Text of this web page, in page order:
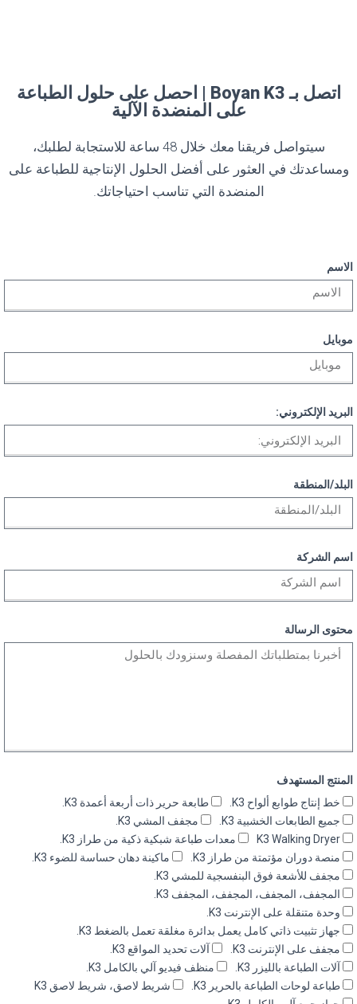
اتصل بـ Boyan K3 | احصل على حلول الطباعة
على المنضدة الآلية
سيتواصل فريقنا معك خلال 48 ساعة للاستجابة لطلبك،
ومساعدتك في العثور على أفضل الحلول الإنتاجية للطباعة على
المنضدة التي تناسب احتياجاتك.
الاسم
موبايل
البريد الإلكتروني:
البلد/المنطقة
اسم الشركة
محتوى الرسالة
المنتج المستهدف
خط إنتاج طوابع ألواح K3.
طابعة حرير ذات أربعة أعمدة K3.
جميع الطابعات الخشبية K3.
مجفف المشي K3.
K3 Walking Dryer
معدات طباعة شبكية ذكية من طراز K3.
منصة دوران مؤتمتة من طراز K3.
ماكينة دهان حساسة للضوء K3.
مجفف للأشعة فوق البنفسجية للمشي K3.
المجفف، المجفف، المجفف، المجفف K3.
وحدة متنقلة على الإنترنت K3.
جهاز تثبيت ذاتي كامل يعمل بدائرة مغلقة تعمل بالضغط K3.
مجفف على الإنترنت K3.
آلات تحديد المواقع K3.
آلات الطباعة بالليزر K3.
منظف فيديو آلي بالكامل K3.
طباعة لوحات الطباعة بالحرير K3.
شريط لاصق، شريط لاصق K3